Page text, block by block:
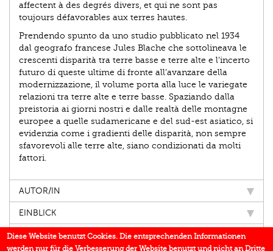
affectent à des degrés divers, et qui ne sont pas
toujours défavorables aux terres hautes.
Prendendo spunto da uno studio pubblicato nel 1934
dal geografo francese Jules Blache che sottolineava le
crescenti disparità tra terre basse e terre alte e l’incerto
futuro di queste ultime di fronte all’avanzare della
modernizzazione, il volume porta alla luce le variegate
relazioni tra terre alte e terre basse. Spaziando dalla
preistoria ai giorni nostri e dalle realtà delle montagne
europee a quelle sudamericane e del sud-est asiatico, si
evidenzia come i gradienti delle disparità, non sempre
sfavorevoli alle terre alte, siano condizionati da molti
fattori.
AUTOR/IN
EINBLICK
IN DEN MEDIEN
Diese Website benutzt Cookies. Die entsprechenden Informationen
werden nur für die Verbesserung der Website benutzt und nicht an Dritte